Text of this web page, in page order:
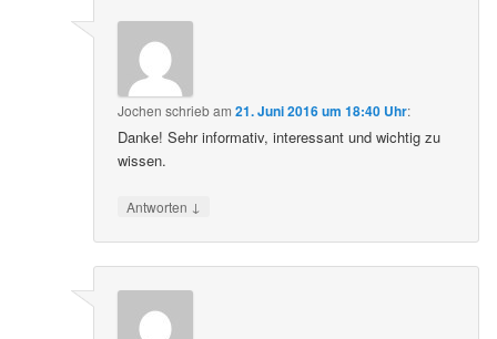
Jochen schriebam21. Juni 2016 um 18:40 Uhr:
Danke! Sehr informativ, interessant und wichtig zu
wissen.
Antworten ↓